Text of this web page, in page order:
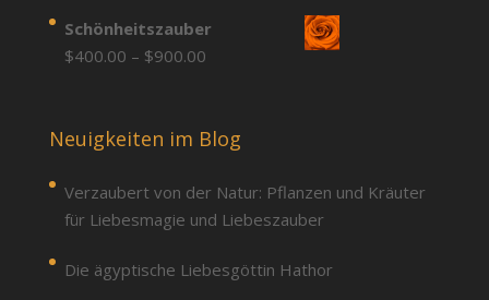
$900.00
$400.00
Schönheitszauber
$400.00 – $900.00Price
through
Neuigkeiten im Blog
Verzaubert von der Natur: Pflanzen und Kräuter
für Liebesmagie und Liebeszauber
Die ägyptische Liebesgöttin Hathor